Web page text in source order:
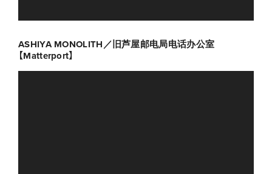
ASHIYA MONOLITH／旧芦屋邮电局电话办公室
【Matterport】